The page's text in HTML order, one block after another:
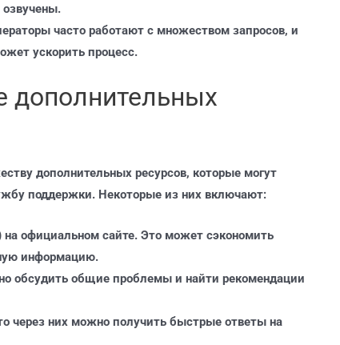
часто работают с множеством запросов, и
ускорить процесс.
дополнительных
дополнительных ресурсов, которые могут
поддержки. Некоторые из них включают:
на официальном сайте. Это может сэкономить
информацию.
обсудить общие проблемы и найти рекомендации
через них можно получить быстрые ответы на